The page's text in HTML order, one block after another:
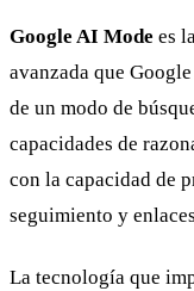
Google AI Mode es
avanzada que
de un modo de
capacidades de
con la capacidad de
seguimiento y
La tecnología que